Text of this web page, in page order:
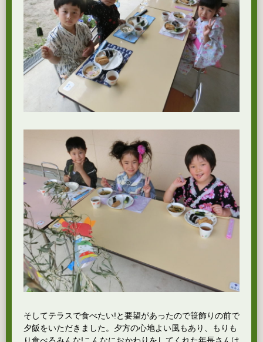
そしてテラスで食べたい!と要望があったので笹飾りの前で
夕飯をいただきました。夕方の心地よい風もあり、もりも